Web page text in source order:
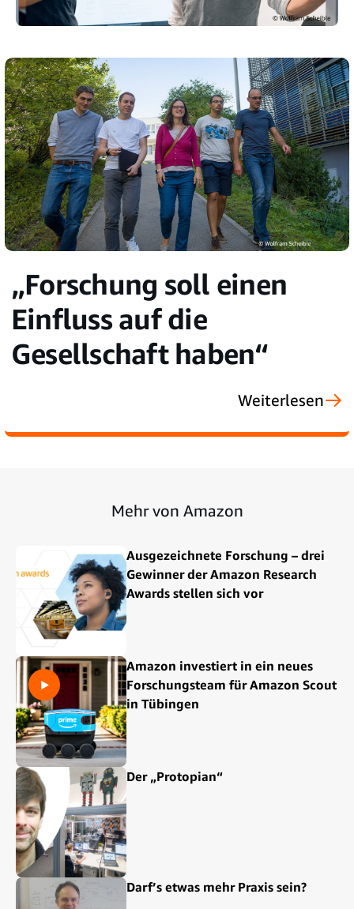
„Forschung soll einen
Einfluss auf die
Gesellschaft haben“
Weiterlesen
Mehr von Amazon
Ausgezeichnete Forschung – drei
Gewinner der Amazon Research
Awards stellen sich vor
Amazon investiert in ein neues
Forschungsteam für Amazon Scout
in Tübingen
Der „Protopian“
Darf’s etwas mehr Praxis sein?